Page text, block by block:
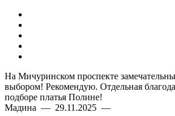
На Мичуринском проспекте
выбором! Рекомендую. Отдельная
подборе платья Полине!
Мадина — 29.11.2025 —